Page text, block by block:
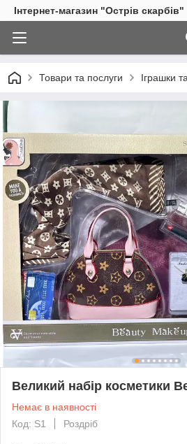
Інтернет-магазин "Острів скарбів"
Товари та послуги Іграшки
Великий набір косметики
Немає в наявності
Код: S1
Роздріб